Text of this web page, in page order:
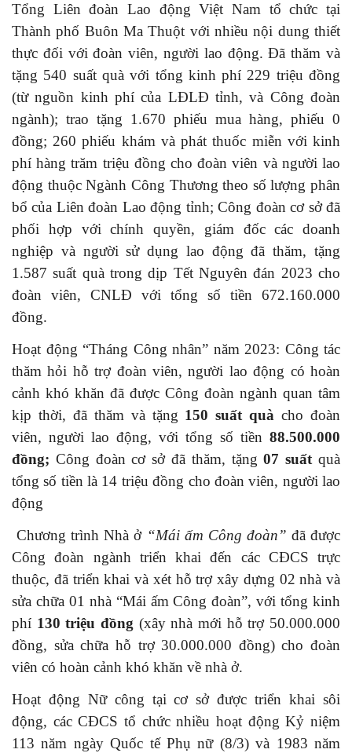
Tổng Liên đoàn Lao động Việt Nam tổ chức tại
Thành phố Buôn Ma Thuột với nhiều nội dung thiết
thực đối với đoàn viên, người lao động. Đã thăm và
tặng 540 suất quà với tổng kinh phí 229 triệu đồng
(từ nguồn kinh phí của LĐLĐ tỉnh, và Công đoàn
ngành); trao tặng 1.670 phiếu mua hàng, phiếu 0
đồng; 260 phiếu khám và phát thuốc miễn với kinh
phí hàng trăm triệu đồng cho đoàn viên và người lao
động thuộc Ngành Công Thương theo số lượng phân
bổ của Liên đoàn Lao động tỉnh; Công đoàn cơ sở đã
phối hợp với chính quyền, giám đốc các doanh
nghiệp và người sử dụng lao động đã thăm, tặng
1.587 suất quà trong dịp Tết Nguyên đán 2023 cho
đoàn viên, CNLĐ với tổng số tiền 672.160.000
đồng.
Hoạt động “Tháng Công nhân” năm 2023: Công tác
thăm hỏi hỗ trợ đoàn viên, người lao động có hoàn
cảnh khó khăn đã được Công đoàn ngành quan tâm
kịp thời, đã thăm và tặng 150 suất quà cho đoàn
viên, người lao động, với tổng số tiền 88.500.000
đồng; Công đoàn cơ sở đã thăm, tặng07 suấtquà
tổng số tiền là 14 triệu đồng cho đoàn viên, người lao
động
Chương trình Nhà ở “Mái ấm Công đoàn” đã được
Công đoàn ngành triển khai đến các CĐCS trực
thuộc, đã triển khai và xét hỗ trợ xây dựng 02 nhà và
sửa chữa 01 nhà “Mái ấm Công đoàn”, với tổng kinh
phí 130 triệu đồng (xây nhà mới hỗ trợ 50.000.000
đồng, sửa chữa hỗ trợ 30.000.000 đồng) cho đoàn
viên có hoàn cảnh khó khăn về nhà ở.
Hoạt động Nữ công tại cơ sở được triển khai sôi
động, các CĐCS tổ chức nhiều hoạt động Kỷ niệm
113 năm ngày Quốc tế Phụ nữ (8/3) và 1983 năm